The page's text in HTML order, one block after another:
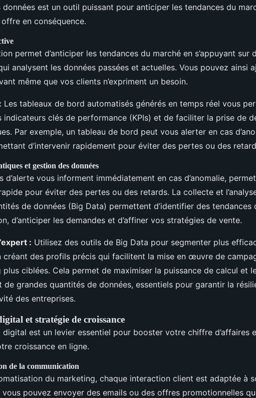
données est un outil puissant pour anticiper les tendances du
en conséquence.
permet d’anticiper les tendances du marché en s’appuyant sur
analysent les données passées et actuelles. Vous pouvez ainsi
même que vos clients n’expriment un besoin.
Les tableaux de bord automatisés générés en temps réel vous
indicateurs clés de performance (KPIs) et de faciliter la prise de
Par exemple, un tableau de bord peut vous alerter en cas
d’intervenir rapidement pour éviter des pertes ou des
et gestion des données
d’alerte vous informent immédiatement en cas d’anomalie,
pour éviter des pertes ou des retards. La collecte et
de données (Big Data) permettent d’identifier des tendances
d’anticiper les demandes et d’affiner vos stratégies de vente.
: Utilisez des outils de Big Data pour segmenter plus
créant des profils précis qui facilitent la mise en œuvre de
plus ciblées. Cela permet de maximiser la puissance de calcul et
de grandes quantités de données, essentiels pour garantir la
des entreprises.
et stratégie de croissance
digital est un levier essentiel pour booster votre chiffre d’affaires
croissance en ligne.
de la communication
du marketing, chaque interaction client est adaptée à
vous pouvez envoyer des emails ou des offres promotionnelles